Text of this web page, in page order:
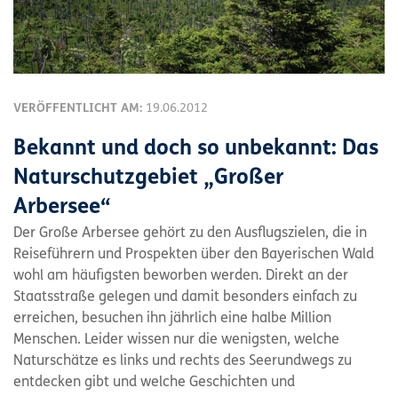
VERÖFFENTLICHT AM: 19.06.2012
Bekannt und doch so unbekannt: Das
Naturschutzgebiet „Großer
Arbersee“
Der Große Arbersee gehört zu den Ausflugszielen, die in
Reiseführern und Prospekten über den Bayerischen Wald
wohl am häufigsten beworben werden. Direkt an der
Staatsstraße gelegen und damit besonders einfach zu
erreichen, besuchen ihn jährlich eine halbe Million
Menschen. Leider wissen nur die wenigsten, welche
Naturschätze es links und rechts des Seerundwegs zu
entdecken gibt und welche Geschichten und